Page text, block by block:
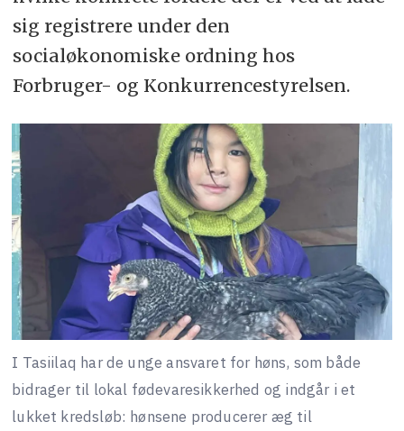
sig registrere under den
socialøkonomiske ordning hos
Forbruger- og Konkurrencestyrelsen.
I Tasiilaq har de unge ansvaret for høns, som både
bidrager til lokal fødevaresikkerhed og indgår i et
lukket kredsløb: hønsene producerer æg til